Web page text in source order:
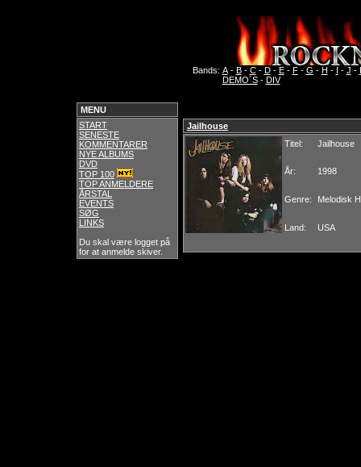
Bands: A- B- C- D- E- F- G - H - I - J -
DEMO´S- DIV
MENU
START
SENESTE
KOMMENTARER
NYE ALBUMS
DVD
TOP 100
TOP ANMELDERE
ÅRSTAL
EVENTS
SØG
LINKS
Du skal være logget på
for at anmelde skiver.
Jailhouse
Titel:
Jailhouse
År: 1998
Genre: Melodisk
Land: USA